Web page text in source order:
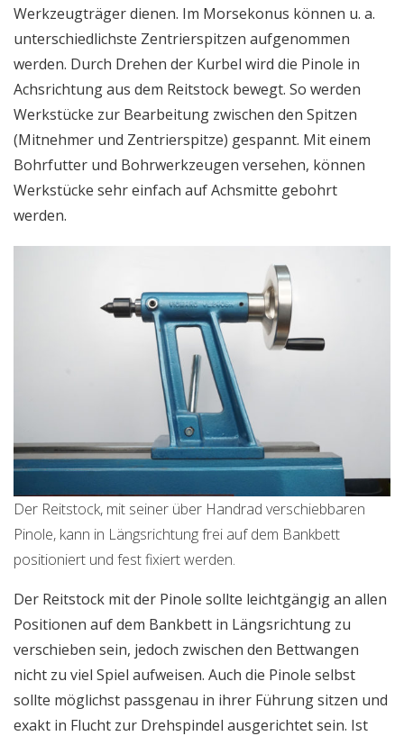
Werkzeugträger dienen. Im Morsekonus können u. a.
unterschiedlichste Zentrierspitzen aufgenommen
werden. Durch Drehen der Kurbel wird die Pinole in
Achsrichtung aus dem Reitstock bewegt. So werden
Werkstücke zur Bearbeitung zwischen den Spitzen
(Mitnehmer und Zentrierspitze) gespannt. Mit einem
Bohrfutter und Bohrwerkzeugen versehen, können
Werkstücke sehr einfach auf Achsmitte gebohrt
werden.
Der Reitstock, mit seiner über Handrad verschiebbaren
Pinole, kann in Längsrichtung frei auf dem Bankbett
positioniert und fest fixiert werden.
Der Reitstock mit der Pinole sollte leichtgängig an allen
Positionen auf dem Bankbett in Längsrichtung zu
verschieben sein, jedoch zwischen den Bettwangen
nicht zu viel Spiel aufweisen. Auch die Pinole selbst
sollte möglichst passgenau in ihrer Führung sitzen und
exakt in Flucht zur Drehspindel ausgerichtet sein. Ist